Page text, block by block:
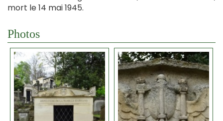
mort le 14 mai 1945.
Photos